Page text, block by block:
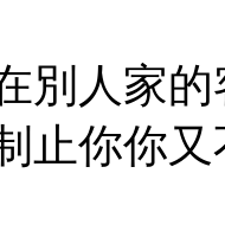
別人家
止你你